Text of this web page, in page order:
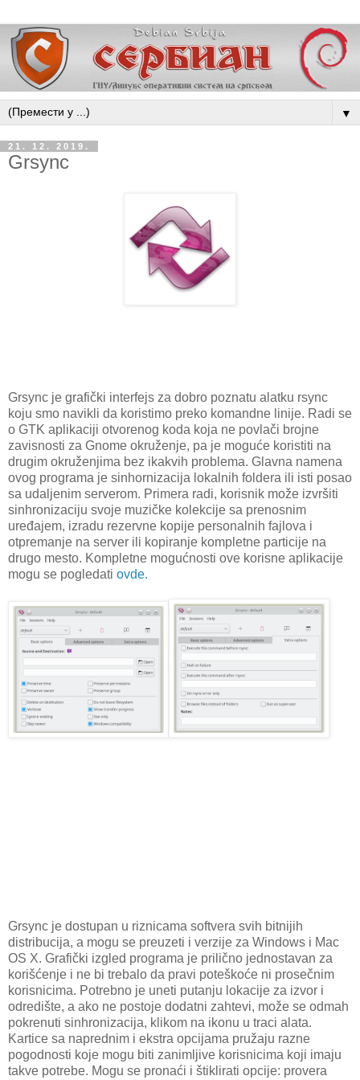
▼
21. 12. 2019.
Grsync
Grsync je grafički interfejs za dobro poznatu alatku rsync
koju smo navikli da koristimo preko komandne linije. Radi se
o GTK aplikaciji otvorenog koda koja ne povlači brojne
zavisnosti za Gnome okruženje, pa je moguće koristiti na
drugim okruženjima bez ikakvih problema. Glavna namena
ovog programa je sinhornizacija lokalnih foldera ili isti posao
sa udaljenim serverom. Primera radi, korisnik može izvršiti
sinhronizaciju svoje muzičke kolekcije sa prenosnim
uređajem, izradu rezervne kopije personalnih fajlova i
otpremanje na server ili kopiranje kompletne particije na
drugo mesto. Kompletne mogućnosti ove korisne aplikacije
mogu se pogledati ovde.
Grsync je dostupan u riznicama softvera svih bitnijih
distribucija, a mogu se preuzeti i verzije za Windows i Mac
OS X. Grafički izgled programa je prilično jednostavan za
korišćenje i ne bi trebalo da pravi poteškoće ni prosečnim
korisnicima. Potrebno je uneti putanju lokacije za izvor i
odredište, a ako ne postoje dodatni zahtevi, može se odmah
pokrenuti sinhronizacija, klikom na ikonu u traci alata.
Kartice sa naprednim i ekstra opcijama pružaju razne
pogodnosti koje mogu biti zanimljive korisnicima koji imaju
takve potrebe. Mogu se pronaći i štiklirati opcije: provera